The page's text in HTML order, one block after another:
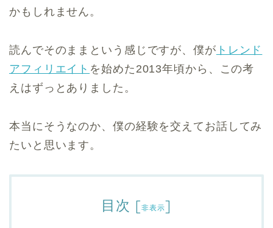
かもしれません。
読んでそのままという感じですが、僕が トレンド
アフィリエイト を始めた2013年頃から、この考
えはずっとありました。
本当にそうなのか、僕の経験を交えてお話してみ
たいと思います。
目次 [非表示]